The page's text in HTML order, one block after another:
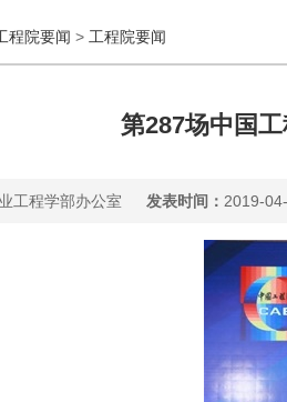
程院要闻 > 工程院要闻
第287场中国
工程学部办公室 发表时间： 2019-